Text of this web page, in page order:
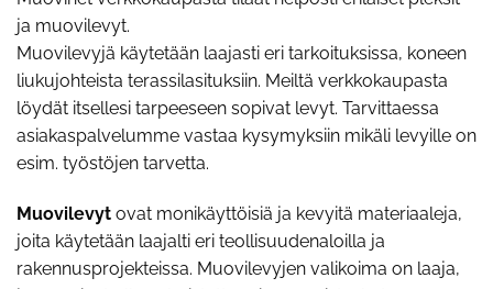
ja muovilevyt.
Muovilevyjä käytetään laajasti eri tarkoituksissa, koneen
liukujohteista terassilasituksiin. Meiltä verkkokaupasta
löydät itsellesi tarpeeseen sopivat levyt. Tarvittaessa
asiakaspalvelumme vastaa kysymyksiin mikäli levyille on
esim. työstöjen tarvetta.
Muovilevyt ovat monikäyttöisiä ja kevyitä materiaaleja,
joita käytetään laajalti eri teollisuudenaloilla ja
rakennusprojekteissa. Muovilevyjen valikoima on laaja,